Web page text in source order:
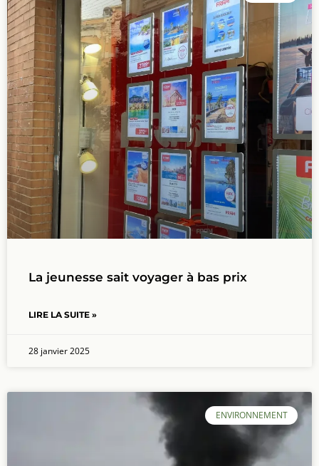
La jeunesse sait voyager à bas prix
LIRE LA SUITE »
28 janvier 2025
ENVIRONNEMENT